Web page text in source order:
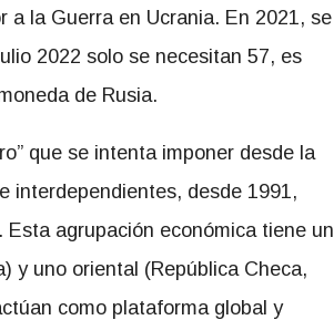
a la Guerra en Ucrania. En 2021, se
2022 solo se necesitan 57, es
de Rusia.
que se intenta imponer desde la
interdependientes, desde 1991,
agrupación económica tiene un
y uno oriental (República Checa,
como plataforma global y